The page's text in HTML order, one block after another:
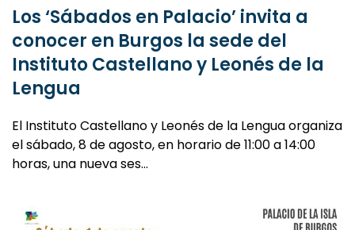
Los ‘Sábados en Palacio’ invita a
conocer en Burgos la sede del
Instituto Castellano y Leonés de la
Lengua
El Instituto Castellano y Leonés de la Lengua organiza
el sábado, 8 de agosto, en horario de 11:00 a 14:00
horas, una nueva ses…